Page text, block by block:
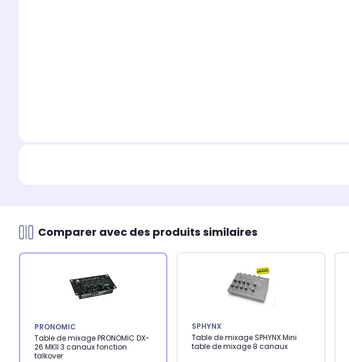
Comparer avec des produits similaires
PRONOMIC
Table de mixage PRONOMIC DX-
26 MKII 3 canaux fonction
talkover
SPHYNX
Table de mixage SPHYNX Mini
table de mixage 8 canaux